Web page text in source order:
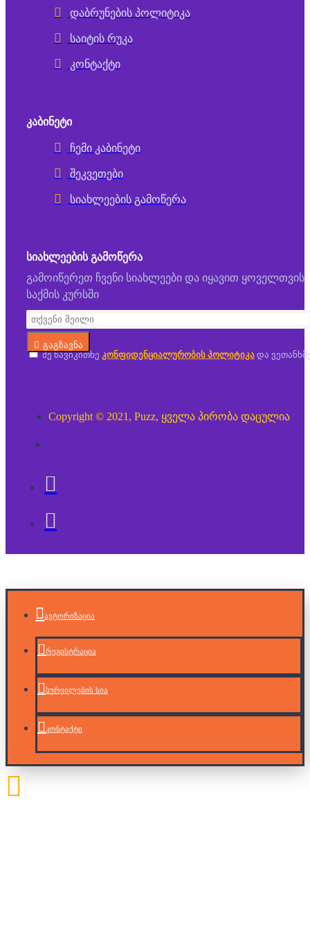
დაბრუნების პოლიტიკა
საიტის რუკა
კონტაქტი
ᲙᲐᲑᲘᲜᲔᲢᲘ
ჩემი კაბინეტი
შეკვეთები
სიახლეების გამოწერა
ᲡᲘᲐᲮᲚᲔᲔᲑᲘᲡ ᲒᲐᲛᲝᲬᲔᲠᲐ
გამოიწერეთ ჩვენი სიახლეები და იყავით ყოველთვის
საქმის კურსში
გაგზავნა
მე წავიკითხე კონფიდენციალურობის პოლიტიკა და
Copyright © 2021, Puzz, ყველა პირობა დაცულია
ავტორიზაცია
რეგისტრაცია
სურვილების სია
კონტაქტი